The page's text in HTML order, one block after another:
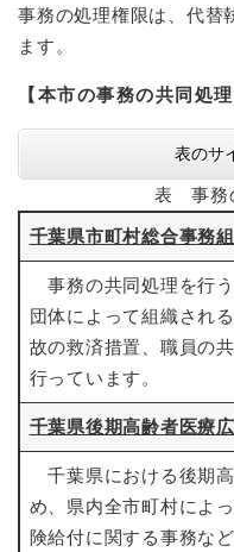
事務の処理権限は、代替
ます。
【本市の事務の共同処理
表のサ
表 事務
千葉県市町村総合事務
事務の共同処理を行
団体によって組織され
故の救済措置、職員の
行っています。
千葉県後期高齢者医療
千葉県における後期
め、県内全市町村によ
険給付に関する事務な